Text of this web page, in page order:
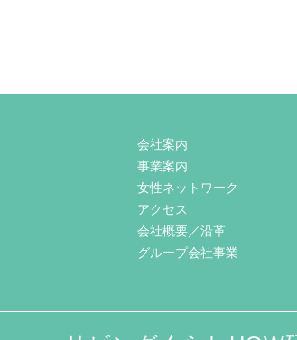
会社案内
事業案内
女性ネットワーク
アクセス
会社概要／沿革
グループ会社事業